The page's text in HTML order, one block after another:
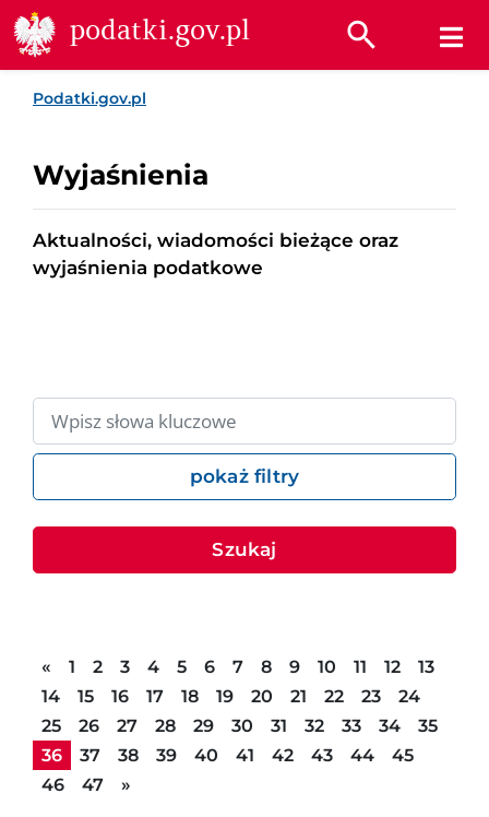
Przejdź do treści
Przejdź do wyszukiwarki
Przejdź do stopki
podatki.gov.pl
Podatki.gov.pl
Wyjaśnienia
Aktualności, wiadomości bieżące oraz
wyjaśnienia podatkowe
pokaż filtry
Szukaj
« Poprzednia strona
1 2 3 4 5 6 7 8 9 10 11 12
13
14
15 16 17 18 19 20 21 22 23
24
25
26 27 28 29 30 31 32 33 34
35
36
37 38 39 40 41 42 43 44
45
46
47 »